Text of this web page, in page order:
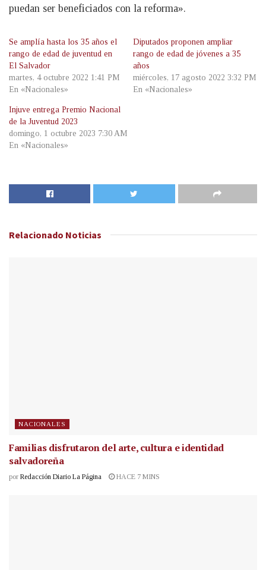
puedan ser beneficiados con la reforma».
Se amplía hasta los 35 años el
rango de edad de juventud en
El Salvador
martes, 4 octubre 2022 1:41 PM
En «Nacionales»
Diputados proponen ampliar
rango de edad de jóvenes a 35
años
miércoles, 17 agosto 2022 3:32 PM
En «Nacionales»
Injuve entrega Premio Nacional
de la Juventud 2023
domingo, 1 octubre 2023 7:30 AM
En «Nacionales»
Relacionado Noticias
NACIONALES
Familias disfrutaron del arte, cultura e identidad
salvadoreña
por Redacción Diario La Página HACE 7 MINS